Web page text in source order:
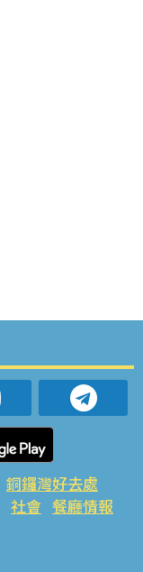
銅鑼灣好去處
社會 餐廳情報